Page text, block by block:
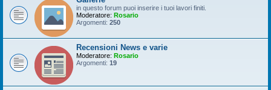
in questo forum puoi inserire i tuoi lavori finiti.
Moderatore: Rosario
Argomenti: 250
Recensioni News e varie
Moderatore: Rosario
Argomenti: 19